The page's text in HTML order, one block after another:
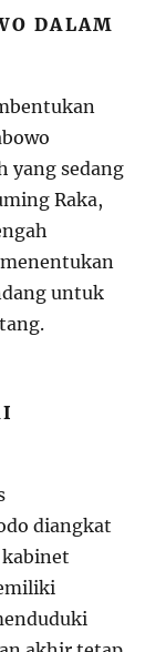
DALAM
yang sedang
Raka,
untuk
diangkat